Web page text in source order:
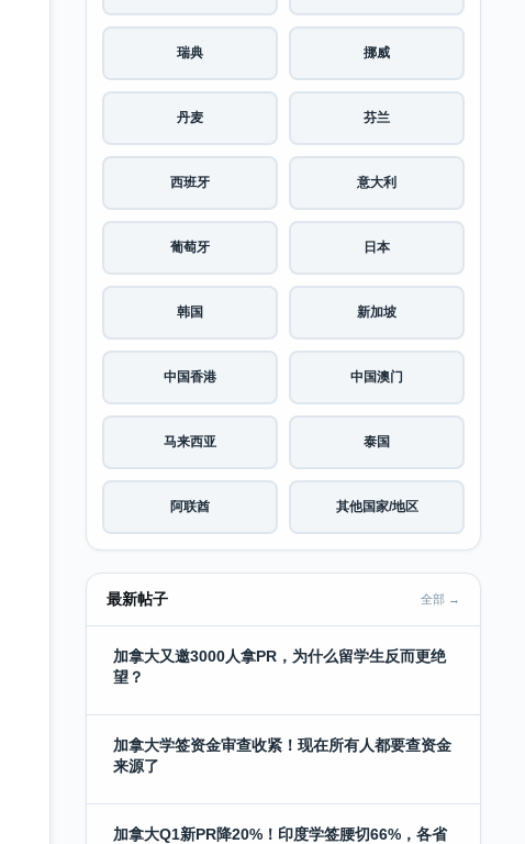
瑞典 挪威
丹麦 芬兰
西班牙 意大利
葡萄牙 日本
韩国 新加坡
中国香港 中国澳门
马来西亚 泰国
阿联酋 其他国家/地区
最新帖子 全部 →
加拿大又邀3000人拿PR，为什么留学生反而更绝
望？
加拿大学签资金审查收紧！现在所有人都要查资金
来源了
加拿大Q1新PR降20%！印度学签腰切66%，各省